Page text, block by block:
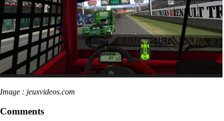
Image : jeuxvideos.com
Comments